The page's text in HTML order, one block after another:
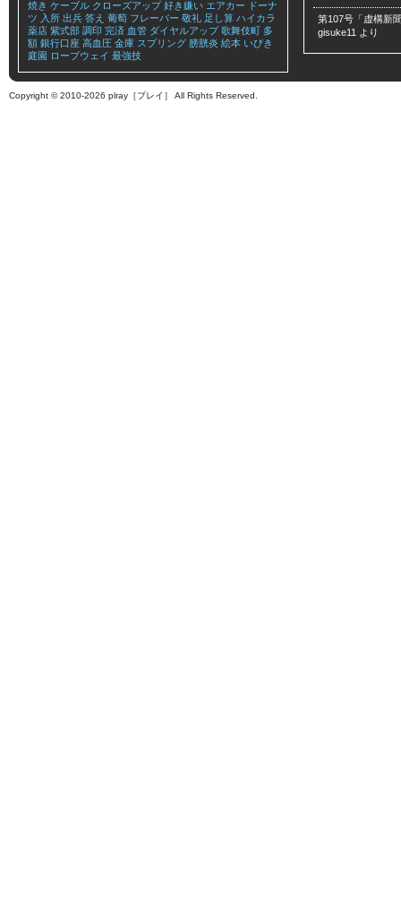
焼き ケーブル クローズアップ 好き嫌い エアカー
ドーナ
ツ 入所 出兵 答え 葡萄 フレーバー 敬礼 足し算 ハイカラ
薬店 紫式部 調印 完済 血管 ダイヤルアップ 歌舞伎町 多
額 銀行口座 高血圧 金庫 スプリング 膀胱炎 絵本 いびき
庭園 ロープウェイ 最強技
第107号「虚構新
gisuke11 より
Copyright © 2010-2026 plray［プレイ］ All Rights Reserved.